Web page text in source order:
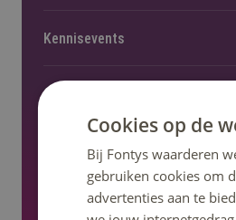
Kennisevents
Onderzoek en lectoraat
Nieuws en pers
Regelingen, statuten en
Cookies op de
Bij Fontys waarderen
gebruiken cookies om
advertenties aan te